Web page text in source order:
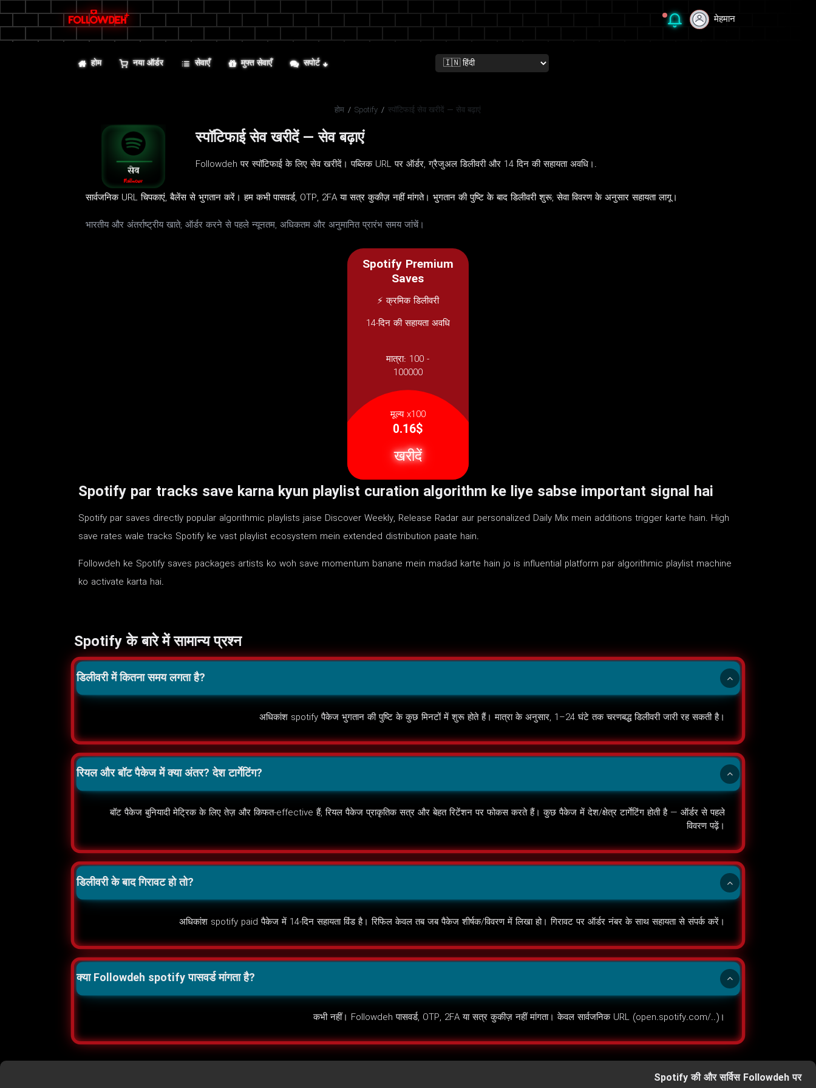
मेहमान
होम नया ऑर्डर सेवाएँ मुफ्त सेवाएँ सपोर्ट
मेहमान
होम / Spotify / स्पॉटिफाई सेव खरीदें — सेव बढ़ाएं
स्पॉटिफाई सेव खरीदें — सेव बढ़ाएं
Followdeh पर स्पॉटिफाई के लिए सेव खरीदें। पब्लिक URL पर ऑर्डर, ग्रैजुअल डिलीवरी और 14 दिन की सहायता अवधि।.
सार्वजनिक URL चिपकाएं, बैलेंस से भुगतान करें। हम कभी पासवर्ड, OTP, 2FA या सत्र कुकीज़ नहीं मांगते। भुगतान की पुष्टि के बाद डिलीवरी शुरू; सेवा विवरण के अनुसार सहायता लागू।
भारतीय और अंतर्राष्ट्रीय खाते; ऑर्डर करने से पहले न्यूनतम, अधिकतम और अनुमानित प्रारंभ समय जांचें।
Spotify Premium
Saves
⚡ क्रमिक डिलीवरी
14-दिन की सहायता अवधि
मात्रा: 100 -
100000
मूल्य x100
0.16$
खरीदें
Spotify par tracks save karna kyun playlist curation algorithm ke liye sabse important signal hai
Spotify par saves directly popular algorithmic playlists jaise Discover Weekly, Release Radar aur personalized Daily Mix mein additions trigger karte hain. High
save rates wale tracks Spotify ke vast playlist ecosystem mein extended distribution paate hain.
Followdeh ke Spotify saves packages artists ko woh save momentum banane mein madad karte hain jo is influential platform par algorithmic playlist machine
ko activate karta hai.
Spotify के बारे में सामान्य प्रश्न
डिलीवरी में कितना समय लगता है?
अधिकांश spotify पैकेज भुगतान की पुष्टि के कुछ मिनटों में शुरू होते हैं। मात्रा के अनुसार, 1–24 घंटे तक चरणबद्ध डिलीवरी जारी रह सकती है।
रियल और बॉट पैकेज में क्या अंतर? देश टार्गेटिंग?
बॉट पैकेज बुनियादी मेट्रिक के लिए तेज़ और किफत-effective हैं; रियल पैकेज प्राकृतिक सत्र और बेहत रिटेंशन पर फोकस करते हैं। कुछ पैकेज में देश/क्षेत्र टार्गेटिंग होती है — ऑर्डर से पहले
विवरण पढ़ें।
डिलीवरी के बाद गिरावट हो तो?
अधिकांश spotify paid पैकेज में 14-दिन सहायता विंंड है। रिफिल केवल तब जब पैकेज शीर्षक/विवरण में लिखा हो। गिरावट पर ऑर्डर नंबर के साथ सहायता से संपर्क करें।
क्या Followdeh spotify पासवर्ड मांगता है?
कभी नहीं। Followdeh पासवर्ड, OTP, 2FA या सत्र कुकीज़ नहीं मांगता। केवल सार्वजनिक URL (open.spotify.com/..)।
Spotify की और सर्विस Followdeh पर